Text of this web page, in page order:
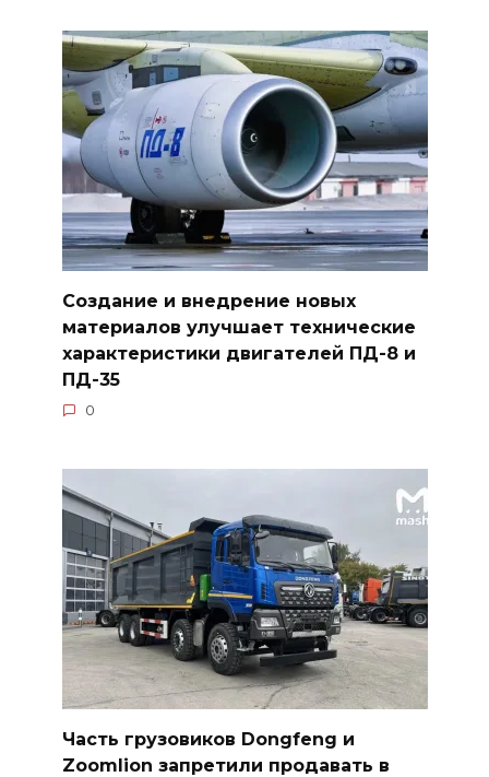
Создание и внедрение новых
материалов улучшает технические
характеристики двигателей ПД-8 и
ПД-35
0
Часть грузовиков Dongfeng и
Zoomlion запретили продавать в